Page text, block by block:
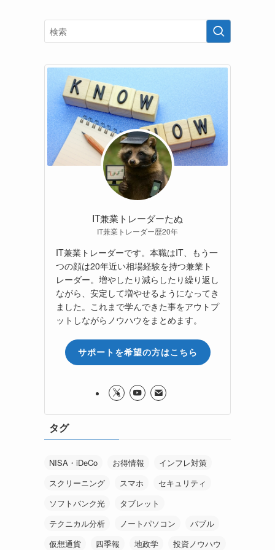
IT兼業トレーダーたぬ
IT兼業トレーダー歴20年
IT兼業トレーダーです。本職はIT、もう一
つの顔は20年近い相場経験を持つ兼業ト
レーダー。増やしたり減らしたり繰り返し
ながら、安定して増やせるようになってき
ました。これまで学んできた事をアウトプ
ットしながらノウハウをまとめます。
サポートを希望の方はこちら
タグ
NISA・iDeCo お得情報
インフレ対策
スクリーニング
スマホ
セキュリティ
ソフトバンク光
タブレット
テクニカル分析
ノートパソコン
バブル
仮想通貨
四季報 地政学 投資ノウハウ